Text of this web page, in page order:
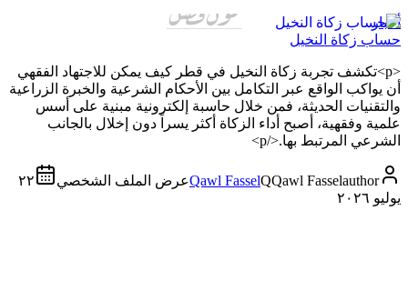
أخبار
حساب زكاة النخيل
<p>تكشف تجربة زكاة النخيل في قطر كيف يمكن للاجتهاد الفقهي
أن يواكب الواقع عبر التكامل بين الأحكام الشرعية والخبرة الزراعية
والتقنيات الحديثة، فمن خلال حاسبة إلكترونية مبنية على أسس
علمية وفقهية، أصبح أداء الزكاة أكثر يسراً دون إخلال بالجانب
الشرعي المرتبط بها.</p>
Qawl FasselQQawl Fasselauthor عرض الملف الشخصي
٢٢
يوليو ٢٠٢٦